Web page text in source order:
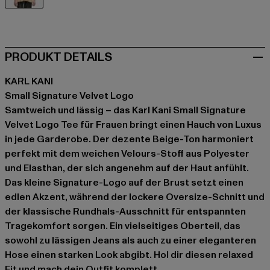
PRODUKT DETAILS
KARL KANI
Small Signature Velvet Logo
Samtweich und lässig – das Karl Kani Small Signature
Velvet Logo Tee für Frauen bringt einen Hauch von Luxus
in jede Garderobe. Der dezente Beige-Ton harmoniert
perfekt mit dem weichen Velours-Stoff aus Polyester
und Elasthan, der sich angenehm auf der Haut anfühlt.
Das kleine Signature-Logo auf der Brust setzt einen
edlen Akzent, während der lockere Oversize-Schnitt und
der klassische Rundhals-Ausschnitt für entspannten
Tragekomfort sorgen. Ein vielseitiges Oberteil, das
sowohl zu lässigen Jeans als auch zu einer eleganteren
Hose einen starken Look abgibt. Hol dir diesen relaxed